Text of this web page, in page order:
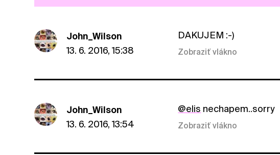
John_Wilson
13. 6. 2016, 15:38
DAKUJEM :-)
Zobraziť vlákno
John_Wilson
13. 6. 2016, 13:54
@elis nechapem..sorry
Zobraziť vlákno